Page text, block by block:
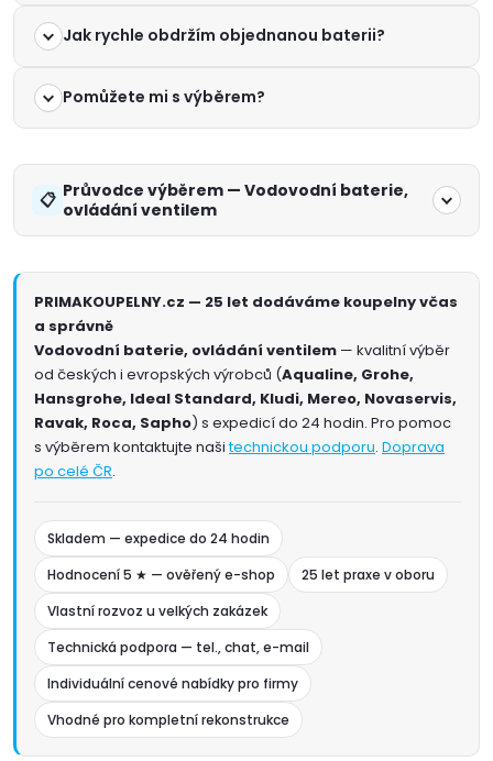
Jak rychle obdržím objednanou baterii?
Pomůžete mi s výběrem?
Průvodce výběrem — Vodovodní baterie,
ovládání ventilem
PRIMAKOUPELNY.cz — 25 let dodáváme koupelny včas
a správně
Vodovodní baterie, ovládání ventilem — kvalitní výběr
od českých i evropských výrobců (Aqualine, Grohe,
Hansgrohe, Ideal Standard, Kludi, Mereo, Novaservis,
Ravak, Roca, Sapho) s expedicí do 24 hodin. Pro pomoc
s výběrem kontaktujte našitechnickou podporu. Doprava
po celé ČR.
Skladem — expedice do 24 hodin
Hodnocení 5 ★ — ověřený e-shop
25 let praxe v oboru
Vlastní rozvoz u velkých zakázek
Technická podpora — tel., chat, e-mail
Individuální cenové nabídky pro firmy
Vhodné pro kompletní rekonstrukce